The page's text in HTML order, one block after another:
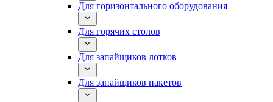
Для горизонтального оборудования
Для горячих столов
Для запайщиков лотков
Для запайщиков пакетов